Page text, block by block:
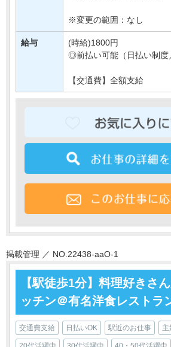
※変更の範囲：なし
給与
(時給)1800円
◎前払い可能（日払い制度
【交通費】全額支給
掲載管理 ／ NO.22438-aaO-1
【駅徒歩1分】料理好きさ
ッチン＠有名洋食レストラ
交通費支給 日払いOK 駅近のお仕事 主